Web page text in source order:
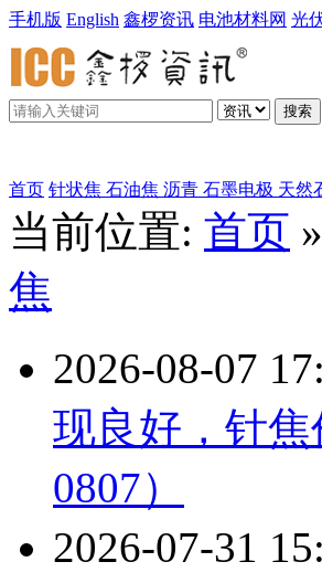
手机版 English 鑫椤资讯 电池材料网 光
搜索
首页 针状焦 石油焦 沥青 石墨电极 天然
当前位置: 首页 »
焦
2026-08-07
现良好，针焦
0807）
2026-07-31